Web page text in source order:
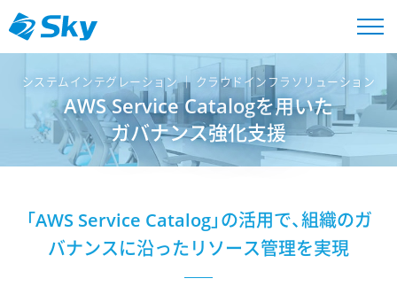
システムインテグレーション │ クラウドインフラソリューション
AWS Service Catalogを用いた
ガバナンス強化支援
「AWS Service Catalog」の活用で、組織のガ
バナンスに沿ったリソース管理を実現